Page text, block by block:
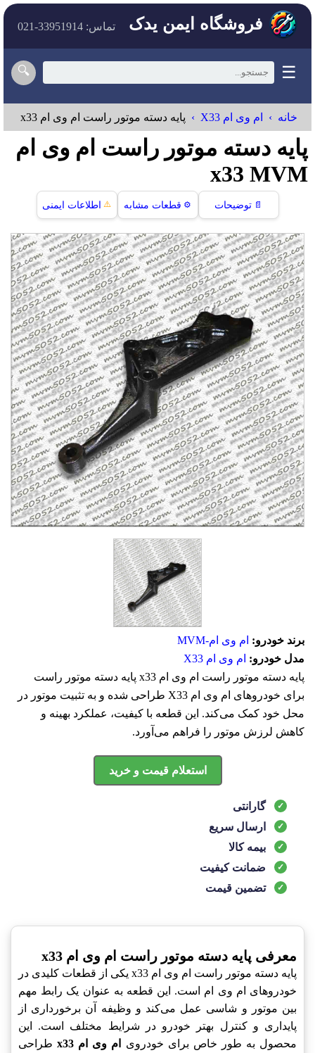
فروشگاه ایمن یدک تماس: 33951914-021
☰
🔍
خانه ام وی ام X33 پايه دسته موتور راست ام وی ام x33
پايه دسته موتور راست ام وی ام
x33 MVM
📄 توضیحات ⚙️ قطعات مشابه ⚠️ اطلاعات ایمنی
برند خودرو: ام وی ام-MVM
مدل خودرو: ام وی ام X33
پايه دسته موتور راست ام وی ام x33 پایه دسته موتور راست
برای خودروهای ام وی ام X33 طراحی شده و به تثبیت موتور در
محل خود کمک می‌کند. این قطعه با کیفیت، عملکرد بهینه و
کاهش لرزش موتور را فراهم می‌آورد.
استعلام قیمت و خرید
گارانتی
ارسال سریع
بیمه کالا
ضمانت کیفیت
تضمین قیمت
معرفی پایه دسته موتور راست ام وی ام x33
پایه دسته موتور راست ام وی ام x33 یکی از قطعات کلیدی در
خودروهای ام وی ام است. این قطعه به عنوان یک رابط مهم
بین موتور و شاسی عمل می‌کند و وظیفه آن برخورداری از
پایداری و کنترل بهتر خودرو در شرایط مختلف است. این
محصول به طور خاص برای خودروی
ام وی ام x33
طراحی